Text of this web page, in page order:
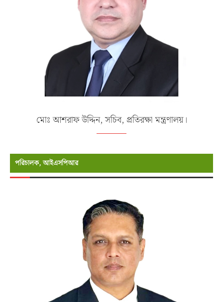
মোঃ আশরাফ উদ্দিন, সচিব, প্রতিরক্ষা মন্ত্রণালয়।
পরিচালক, আইএসপিআর